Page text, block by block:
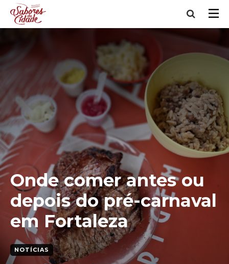
Onde comer antes ou
depois do pré-carnaval
em Fortaleza
NOTÍCIAS